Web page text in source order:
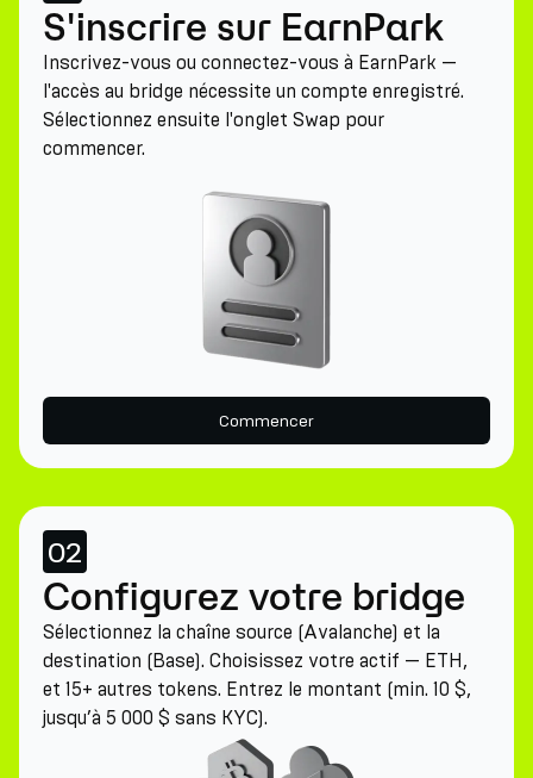
S'inscrire sur EarnPark
Inscrivez-vous ou connectez-vous à EarnPark —
l'accès au bridge nécessite un compte enregistré.
Sélectionnez ensuite l'onglet Swap pour
commencer.
Commencer
02
Configurez votre bridge
Sélectionnez la chaîne source (Avalanche) et la
destination (Base). Choisissez votre actif — ETH,
et 15+ autres tokens. Entrez le montant (min. 10 $,
jusqu’à 5 000 $ sans KYC).